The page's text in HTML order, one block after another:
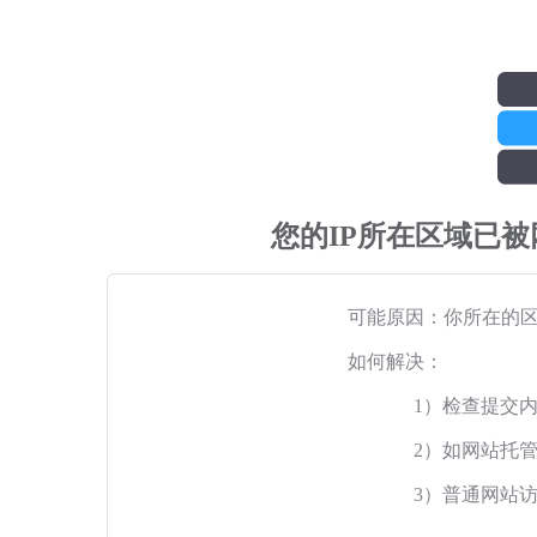
您的IP所在区域已
可能原因：你所在的
如何解决：
1）检查提交
2）如网站托
3）普通网站